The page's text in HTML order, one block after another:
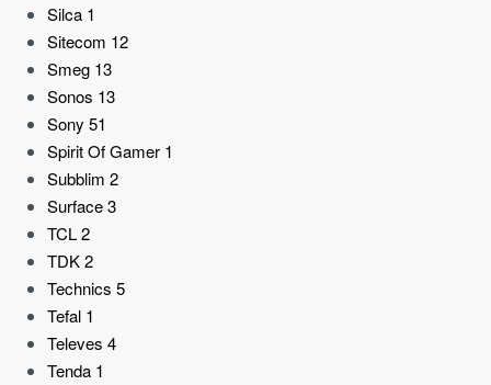
Silca 1
Sitecom 12
Smeg 13
Sonos 13
Sony 51
Spirit Of Gamer 1
Subblim 2
Surface3
TCL2
TDK2
Technics 5
Tefal 1
Televes 4
Tenda 1